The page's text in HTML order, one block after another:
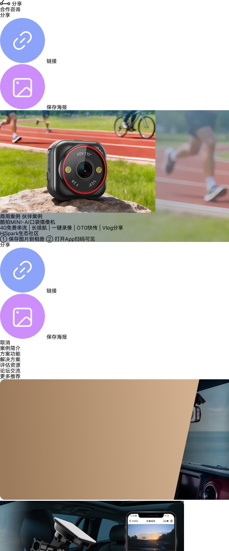
分享
合作咨询
分享
链接
保存海报
商用案例 伙伴案例
酷拍MINI-AI口袋摄像机
4G免费串流 | 长续航 | 一键录像 | OTG快传 | Vlog分享
HiSpark生态社区
① 保存图片到相册 ② 打开App扫码可见
分享
链接
保存海报
取消
案例简介
方案功能
解决方案
评估资源
论坛交流
更多推荐